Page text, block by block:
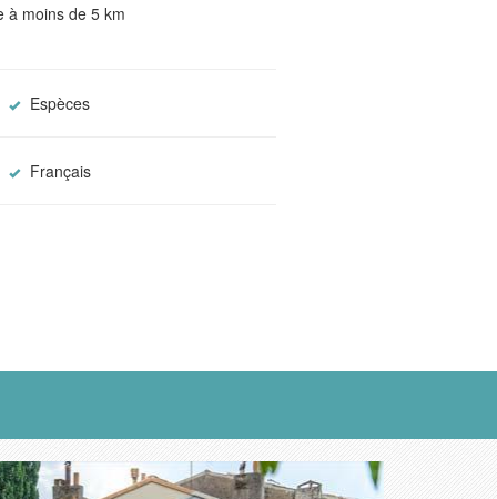
à moins de 5 km
Espèces
Français